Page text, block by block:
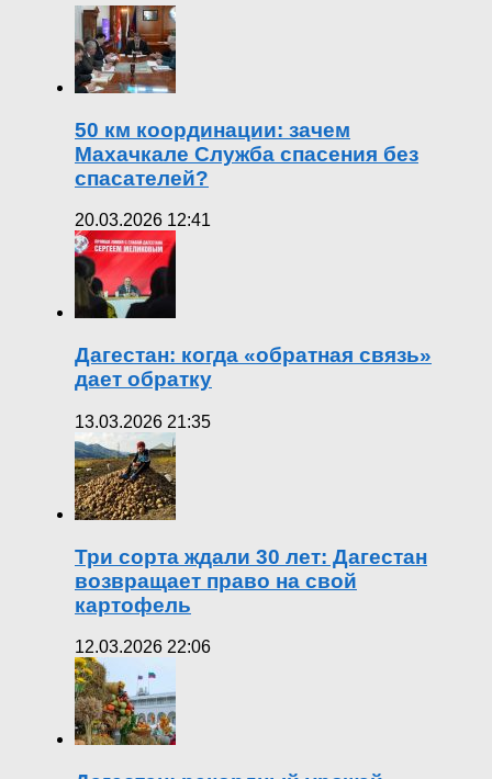
50 км координации: зачем
Махачкале Служба спасения без
спасателей?
20.03.2026 12:41
Дагестан: когда «обратная связь»
дает обратку
13.03.2026 21:35
Три сорта ждали 30 лет: Дагестан
возвращает право на свой
картофель
12.03.2026 22:06